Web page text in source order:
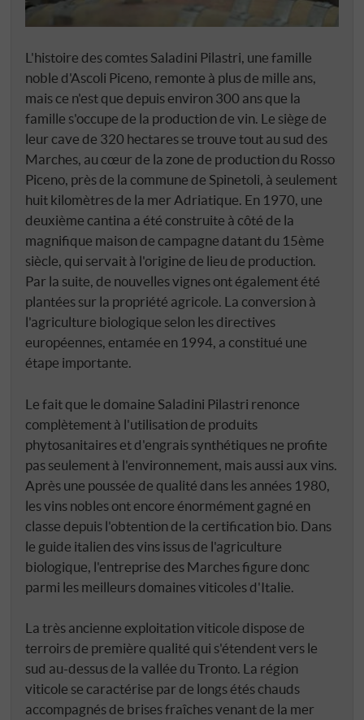
L'histoire des comtes Saladini Pilastri, une famille
noble d'Ascoli Piceno, remonte à plus de mille ans,
mais ce n'est que depuis environ 300 ans que la
famille s'occupe de la production de vin. Le siège de
leur cave de 320 hectares se trouve tout au sud des
Marches, au cœur de la zone de production du Rosso
Piceno, près de la commune de Spinetoli, à seulement
huit kilomètres de la mer Adriatique. En 1970, une
deuxième cantina a été construite à côté de la
magnifique maison de campagne datant du 15ème
siècle, qui servait à l'origine de lieu de production.
Par la suite, de nouvelles vignes ont également été
plantées sur la propriété agricole. La conversion à
l'agriculture biologique selon les directives
européennes, entamée en 1994, a constitué une
étape importante.
Le fait que le domaine Saladini Pilastri renonce
complètement à l'utilisation de produits
phytosanitaires et d'engrais synthétiques ne profite
pas seulement à l'environnement, mais aussi aux vins.
Après une poussée de qualité dans les années 1980,
les vins nobles ont encore énormément gagné en
classe depuis l'obtention de la certification bio. Dans
le guide italien des vins issus de l'agriculture
biologique, l'entreprise des Marches figure donc
parmi les meilleurs domaines viticoles d'Italie.
La très ancienne exploitation viticole dispose de
terroirs de première qualité qui s'étendent vers le
sud au-dessus de la vallée du Tronto. La région
viticole se caractérise par de longs étés chauds
accompagnés de brises fraîches venant de la mer